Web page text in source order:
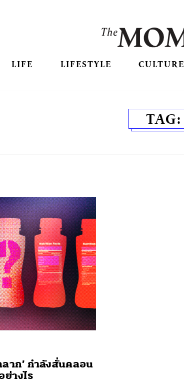
LIFE LIFESTYLE CULTURE
TAG:
าก’ กำลังสั่นคลอน
างไร
ค้นหา